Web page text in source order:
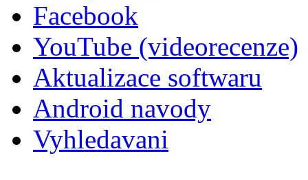
Facebook
YouTube (videorecenze)
Aktualizace softwaru
Android navody
Vyhledavani